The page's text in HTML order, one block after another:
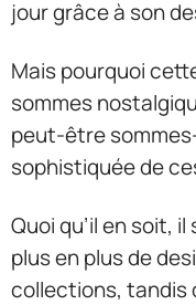
jour grâce à son
Mais pourquoi
sommes
peut-être
sophistiquée de
Quoi qu’il en soit,
plus en plus de
collections, tandis